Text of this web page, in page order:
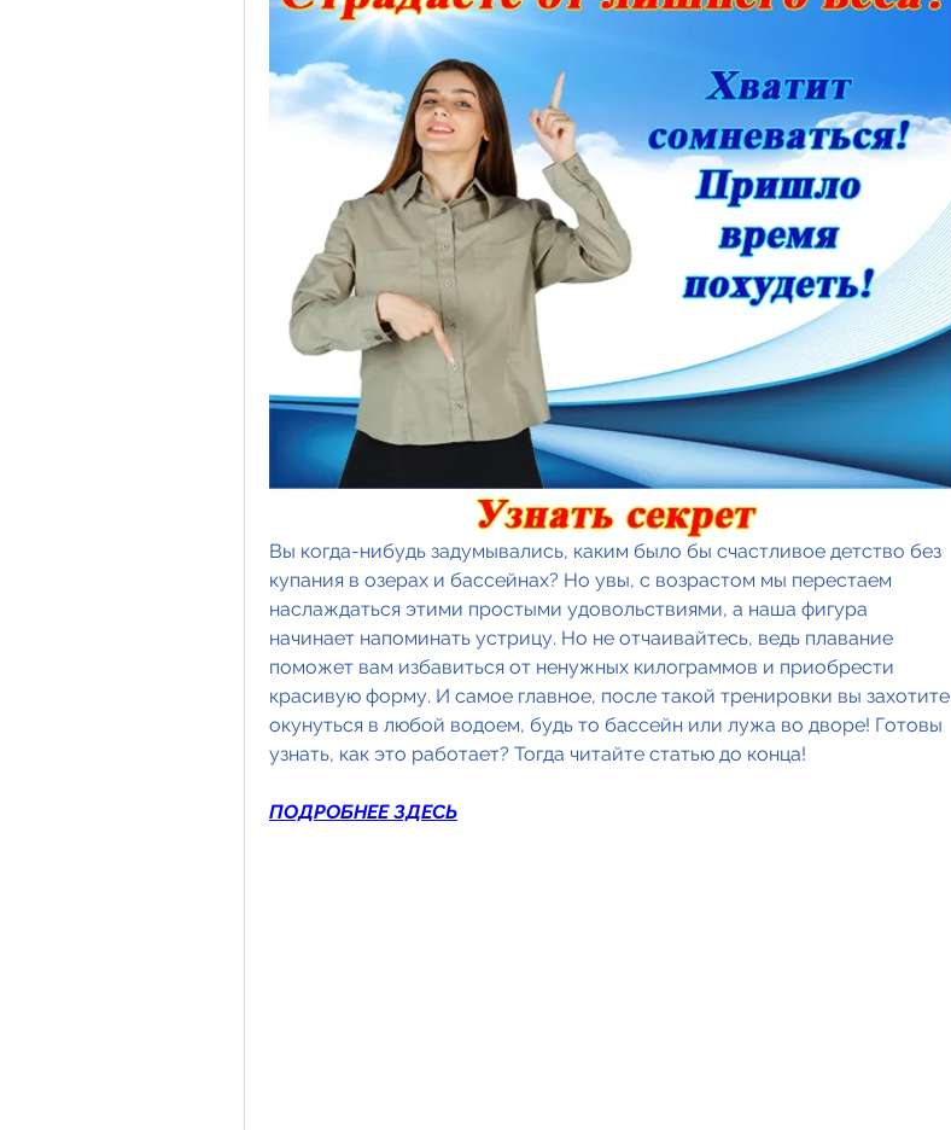
Вы когда-нибудь задумывались, каким было бы счастливое детство без
купания в озерах и бассейнах? Но увы, с возрастом мы перестаем
наслаждаться этими простыми удовольствиями, а наша фигура
начинает напоминать устрицу. Но не отчаивайтесь, ведь плавание
поможет вам избавиться от ненужных килограммов и приобрести
красивую форму. И самое главное, после такой тренировки вы захотите
окунуться в любой водоем, будь то бассейн или лужа во дворе! Готовы
узнать, как это работает? Тогда читайте статью до конца!
ПОДРОБНЕЕ ЗДЕСЬ